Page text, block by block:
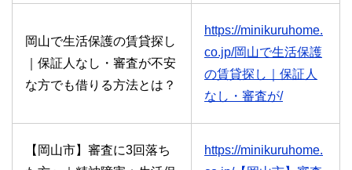
岡山で生活保護の賃貸探し
｜保証人なし・審査が不安
な方でも借りる方法とは？
https://minikuruhome.
co.jp/岡山で生活保護
の賃貸探し｜保証人
なし・審査が/
【岡山市】審査に3回落ち
https://minikuruhome.